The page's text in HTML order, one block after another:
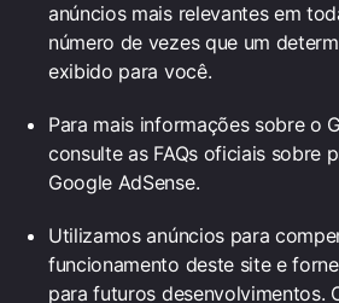
anúncios mais relevantes em
número de vezes que um
exibido para você.
Para mais informações sobre o
consulte as FAQs oficiais sobre
Google AdSense.
Utilizamos anúncios para
funcionamento deste site e
para futuros desenvolvimentos.